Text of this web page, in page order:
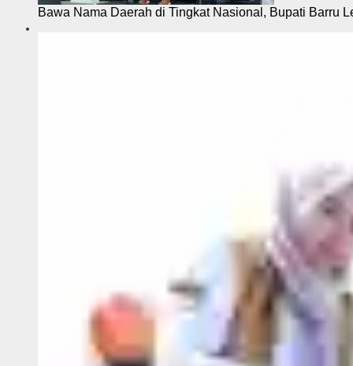
Bawa Nama Daerah di Tingkat Nasional, Bupati Barru